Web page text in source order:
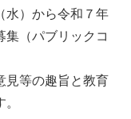
水）から令和７年
集（パブリックコ
見等の趣旨と教育